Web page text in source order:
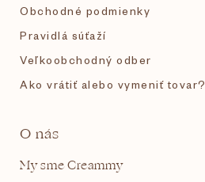
Obchodné podmienky
Pravidlá súťaží
Veľkoobchodný odber
Ako vrátiť alebo vymeniť tovar?
O nás
My sme Creammy